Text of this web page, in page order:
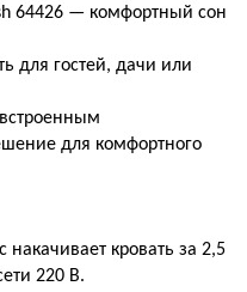
64426 — комфортный сон
для гостей, дачи или
для комфортного
накачивает кровать за 2,5
220 В.